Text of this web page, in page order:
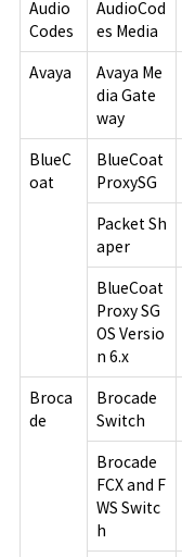
Audio
Codes
AudioCod
es Media
Avaya
Avaya Me
dia Gate
way
BlueC
oat
BlueCoat
ProxySG
Packet Sh
aper
BlueCoat
Proxy SG
OS Versio
n 6.x
Broca
de
Brocade
Switch
Brocade
FCX and F
WS Switc
h